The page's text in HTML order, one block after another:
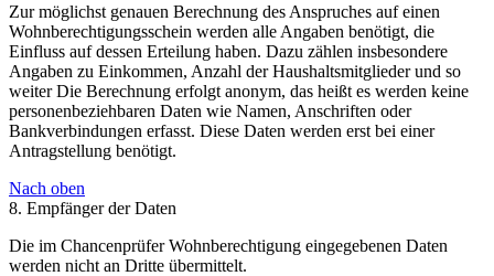
Zur möglichst genauen Berechnung des Anspruches auf einen
Wohnberechtigungsschein werden alle Angaben benötigt, die
Einfluss auf dessen Erteilung haben. Dazu zählen insbesondere
Angaben zu Einkommen, Anzahl der Haushaltsmitglieder und so
weiter Die Berechnung erfolgt anonym, das heißt es werden keine
personenbeziehbaren Daten wie Namen, Anschriften oder
Bankverbindungen erfasst. Diese Daten werden erst bei einer
Antragstellung benötigt.
Nach oben
8. Empfänger der Daten
Die im Chancenprüfer Wohnberechtigung eingegebenen Daten
werden nicht an Dritte übermittelt.